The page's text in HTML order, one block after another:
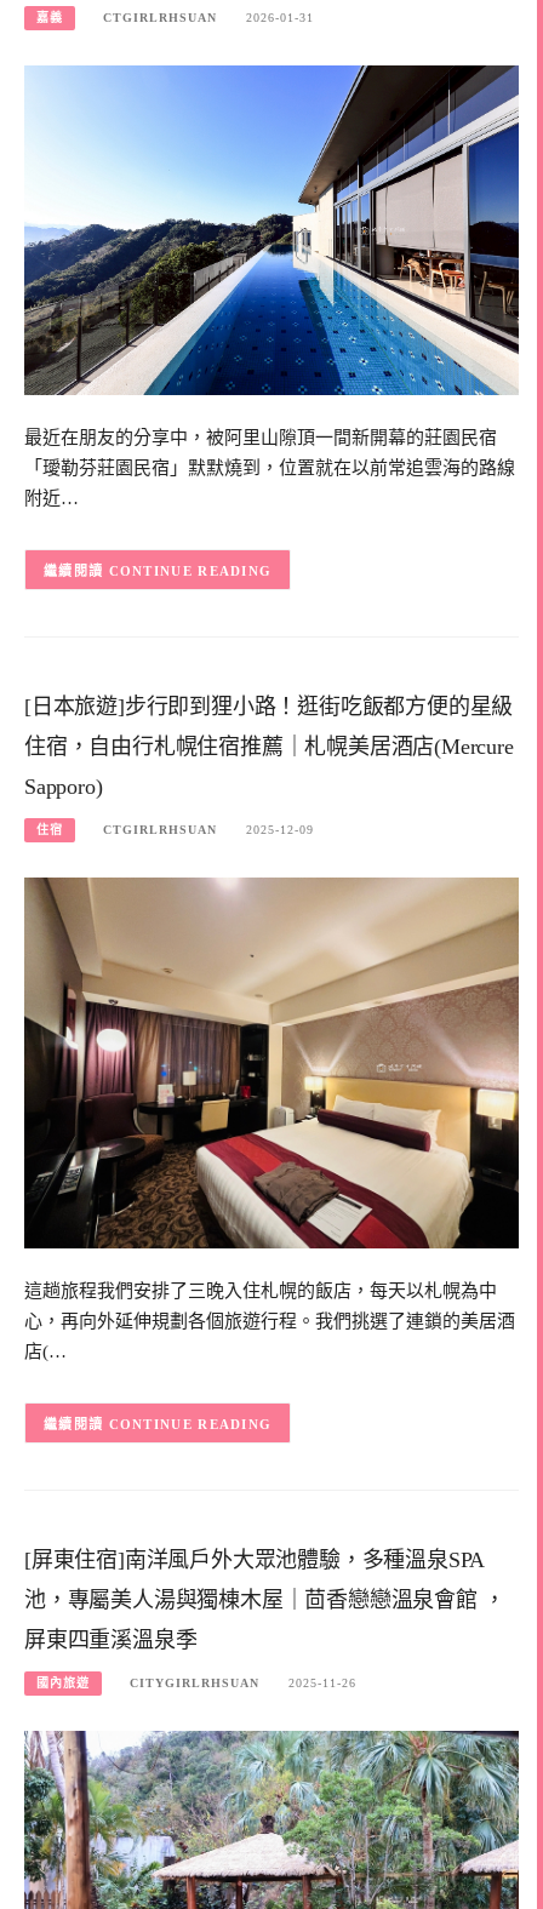
嘉義 CTGIRLRHSUAN 2026-01-31
最近在朋友的分享中，被阿里山隙頂一間新開幕的莊園民宿
「璦勒芬莊園民宿」默默燒到，位置就在以前常追雲海的路線
附近…
CONTINUE READING
[日本旅遊]步行即到狸小路！逛街吃飯都方便的星級
住宿，自由行札幌住宿推薦｜札幌美居酒店(Mercure
Sapporo)
住宿 CTGIRLRHSUAN 2025-12-09
這趟旅程我們安排了三晚入住札幌的飯店，每天以札幌為中
心，再向外延伸規劃各個旅遊行程。我們挑選了連鎖的美居酒
店(…
CONTINUE READING
[屏東住宿]南洋風戶外大眾池體驗，多種溫泉SPA
池，專屬美人湯與獨棟木屋｜茴香戀戀溫泉會館 ，
屏東四重溪溫泉季
國內旅遊 CITYGIRLRHSUAN 2025-11-26